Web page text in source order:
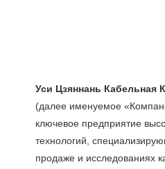
(далее именуемое
ключевое предприятие
технологий,
продаже и исследованиях